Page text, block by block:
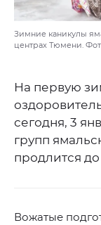
Зимние каникулы
центрах Тюмени.
На первую
сегодня, 3
групп
продлится до
Вожатые